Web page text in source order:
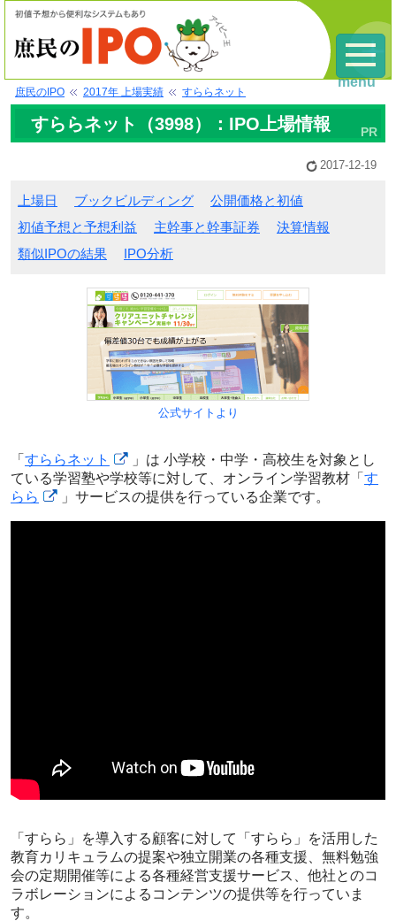
庶民のIPO 2017年 上場実績 すららネット
すららネット（3998）：IPO上場情報
2017-12-19
上場日 ブックビルディング
公開価格と初値
初値予想と予想利益
主幹事と幹事証券
決算情報
類似IPOの結果
IPO分析
公式サイトより
「 すららネット
」は 小学校・中学・高校生を対象とし
ている学習塾や学校等に対して、オンライン学習教材「 す
らら
」サービスの提供を行っている企業です。
「すらら」を導入する顧客に対して「すらら」を活用した
教育カリキュラムの提案や独立開業の各種支援、無料勉強
会の定期開催等による各種経営支援サービス、他社とのコ
ラボレーションによるコンテンツの提供等を行っていま
す。
menu